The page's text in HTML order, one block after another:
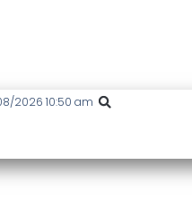
2026 10:50 am